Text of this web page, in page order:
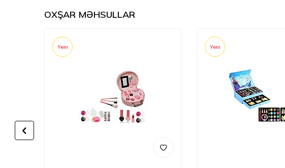
OXŞAR MƏHSULLAR
Yeni Yeni